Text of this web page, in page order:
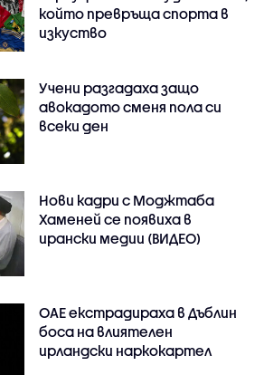
който превръща спорта в
изкуство
Учени разгадаха защо
авокадото сменя пола си
всеки ден
Нови кадри с Моджтаба
Хаменей се появиха в
ирански медии (ВИДЕО)
ОАЕ екстрадираха в Дъблин
боса на влиятелен
ирландски наркокартел